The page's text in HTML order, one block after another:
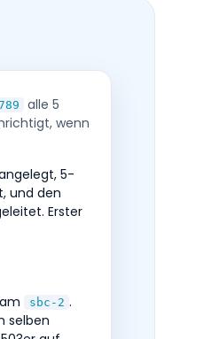
alle 5
wenn
5-
und den
Erster
sbc-2 .
selben